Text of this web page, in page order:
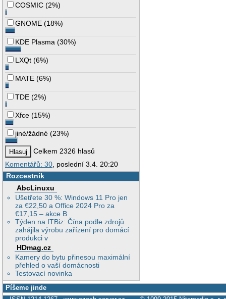
COSMIC (2%)
GNOME (18%)
KDE Plasma (30%)
LXQt (6%)
MATE (6%)
TDE (2%)
Xfce (15%)
jiné/žádné (23%)
Celkem 2326 hlasů
Komentářů: 30 , poslední 3.4. 20:20
Rozcestník
AbcLinuxu
Ušetřete 30 %: Windows 11 Pro jen
za €22,50 a Office 2024 Pro za
€17,15 – akce B
Týden na ITBiz: Čína podle zdrojů
zahájila výrobu zařízení pro domácí
produkci v
HDmag.cz
Kamery do bytu přinesou maximální
přehled o vaší domácnosti
Testovací novinka
Píšeme jinde